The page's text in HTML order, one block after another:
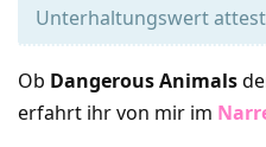
Unterhaltungswert
Ob Dangerous Animals
erfahrt ihr von mir im